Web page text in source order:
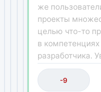
же
проекты
целью что-то
в
разработчика.
-9